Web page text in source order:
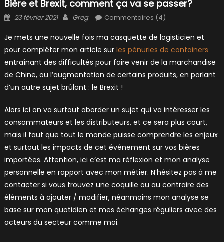
Bière et Brexit, comment ça va se passer?
Posted
23 février 2021 Author
Greg Commentaires (4)
Je mets une nouvelle fois ma casquette de logisticien et
pour compléter mon article sur les pénuries de containers
entraînant des difficultés pour faire venir de la marchandise
de Chine, ou l’augmentation de certains produits, en parlant
d’un autre sujet brûlant : le Brexit !
Alors ici on va surtout aborder un sujet qui va intéresser les
consommateurs et les distributeurs, et ce sera plus court,
mais il faut que tout le monde puisse comprendre les enjeux
et surtout les impacts de cet événement sur vos bières
importées. Attention, ici c’est ma réflexion et mon analyse
personnelle en rapport avec mon métier. N’hésitez pas à me
contacter si vous trouvez une coquille ou au contraire des
éléments à ajouter / modifier, néanmoins mon analyse se
base sur mon quotidien et mes échanges réguliers avec des
acteurs du secteur comme moi.